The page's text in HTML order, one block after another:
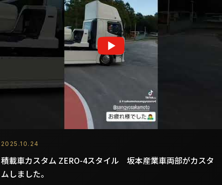
2025.10.24
積載車カスタム ZERO-4スタイル 坂本産業車両部がカスタ
ムしました。